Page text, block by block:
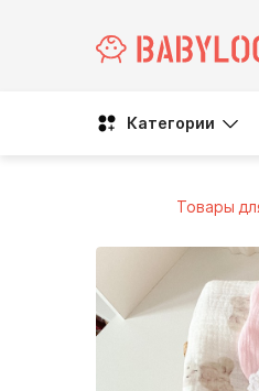
Категории
Товары